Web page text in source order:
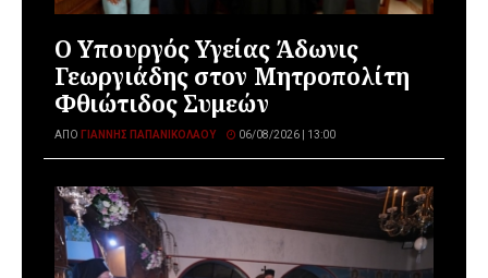
O Υπουργός Υγείας Άδωνις
Γεωργιάδης στον Μητροπολίτη
Φθιώτιδος Συμεών
ΑΠΌ ΓΙΆΝΝΗΣ ΠΑΠΑΝΙΚΟΛΆΟΥ 06/08/2026 | 13:00